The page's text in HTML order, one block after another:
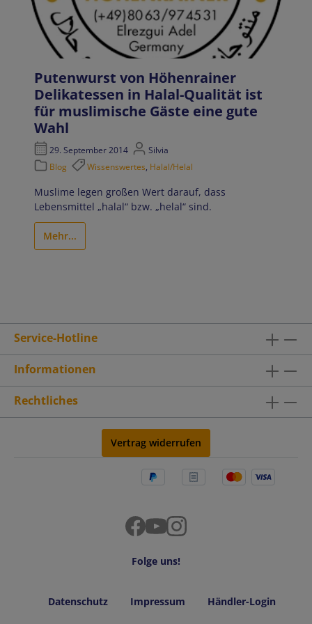
Putenwurst von Höhenrainer
Delikatessen in Halal-Qualität ist
für muslimische Gäste eine gute
Wahl
29. September 2014
Silvia
Blog
Wissenswertes, Halal/Helal
Muslime legen großen Wert darauf, dass
Lebensmittel „halal“ bzw. „helal“ sind.
Mehr...
Service-Hotline
Informationen
Rechtliches
Vertrag widerrufen
Folge uns!
Datenschutz Impressum Händler-Login